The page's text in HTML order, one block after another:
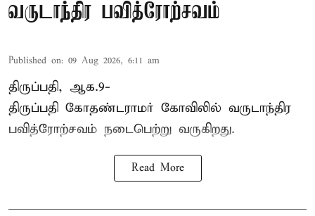
வருடாந்திர பவித்ரோற்சவம்
Published on: 09 Aug 2026, 6:11 am
திருப்பதி, ஆக.9-
திருப்பதி கோதண்டராமர் கோவிலில் வருடாந்திர
பவித்ரோற்சவம் நடைபெற்று வருகிறது.
Read More